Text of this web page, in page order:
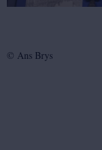
© Ans Brys